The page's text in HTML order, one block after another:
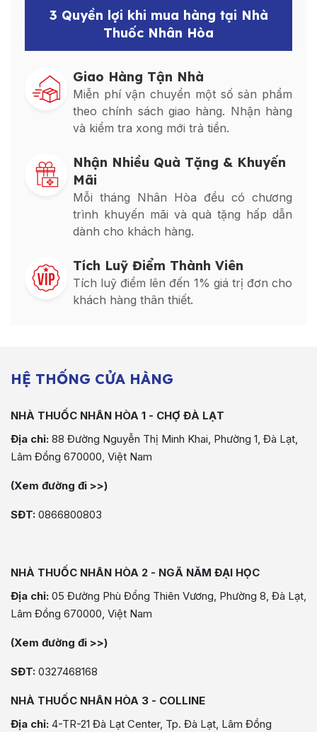
3 Quyền lợi khi mua hàng tại Nhà
Thuốc Nhân Hòa
Giao Hàng Tận Nhà
Miễn phí vận chuyển một số sản phẩm
theo chính sách giao hàng. Nhận hàng
và kiểm tra xong mới trả tiền.
Nhận Nhiều Quà Tặng & Khuyến
Mãi
Mỗi tháng Nhân Hòa đều có chương
trình khuyến mãi và quà tặng hấp dẫn
dành cho khách hàng.
Tích Luỹ Điểm Thành Viên
Tích luỹ điểm lên đến 1% giá trị đơn cho
khách hàng thân thiết.
HỆ THỐNG CỬA HÀNG
NHÀ THUỐC NHÂN HÒA 1 - CHỢ ĐÀ LẠT
Địa chỉ: 88 Đường Nguyễn Thị Minh Khai, Phường 1, Đà Lạt,
Lâm Đồng 670000, Việt Nam
(Xem đường đi >>)
SĐT: 0866800803
NHÀ THUỐC NHÂN HÒA 2 - NGÃ NĂM ĐẠI HỌC
Địa chỉ: 05 Đường Phù Đổng Thiên Vương, Phường 8, Đà Lạt,
Lâm Đồng 670000, Việt Nam
(Xem đường đi >>)
SĐT: 0327468168
NHÀ THUỐC NHÂN HÒA 3 - COLLINE
Địa chỉ: 4-TR-21 Đà Lạt Center, Tp. Đà Lạt, Lâm Đồng